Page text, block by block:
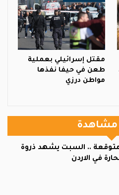
مقتل إسرائيلي بعملية
طعن في حيفا نفذها
مواطن درزي
مشاهدة
متوقعة .. السبت يشهد ذروة
في الاردن